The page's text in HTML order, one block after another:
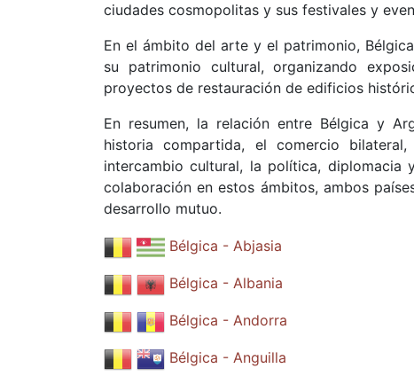
ciudades cosmopolitas y sus festivales y
En el ámbito del arte y el patrimonio,
su patrimonio cultural, organizando
proyectos de restauración de edificios
En resumen, la relación entre Bélgica y
historia compartida, el comercio
intercambio cultural, la política,
colaboración en estos ámbitos, ambos
desarrollo mutuo.
Bélgica - Abjasia
Bélgica - Albania
Bélgica - Andorra
Bélgica - Anguilla